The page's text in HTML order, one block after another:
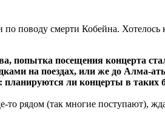
поводу смерти Кобейна. Хотелось
попытка посещения концерта
на поездах, или же до Алма-
ли концерты в
то рядом (так многие поступают),